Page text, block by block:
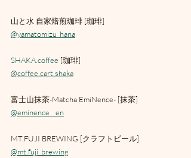
山と水 自家焙煎珈琲 [珈琲]
@yamatomizu_hana
SHAKA.coffee [珈琲]
@coffee.cart.shaka
富士山抹茶-Matcha EmiNence- [抹茶]
@eminence__en
MT.FUJI BREWING [クラフトビール]
@mt.fuji_brewing